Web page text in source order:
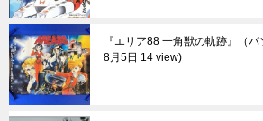
『エリア88 一角獣の軌跡』（パ
8月5日 14 view